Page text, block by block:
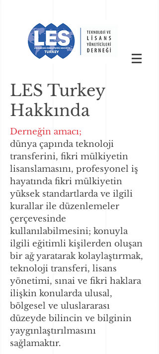
LES Turkey
Hakkında
Derneğin amacı;
dünya çapında teknoloji
transferini, fikri mülkiyetin
lisanslamasını, profesyonel iş
hayatında fikri mülkiyetin
yüksek standartlarda ve ilgili
kurallar ile düzenlemeler
çerçevesinde
kullanılabilmesini; konuyla
ilgili eğitimli kişilerden oluşan
bir ağ yaratarak kolaylaştırmak,
teknoloji transferi, lisans
yönetimi, sınai ve fikri haklara
ilişkin konularda ulusal,
bölgesel ve uluslararası
düzeyde bilincin ve bilginin
yaygınlaştırılmasını
sağlamaktır.